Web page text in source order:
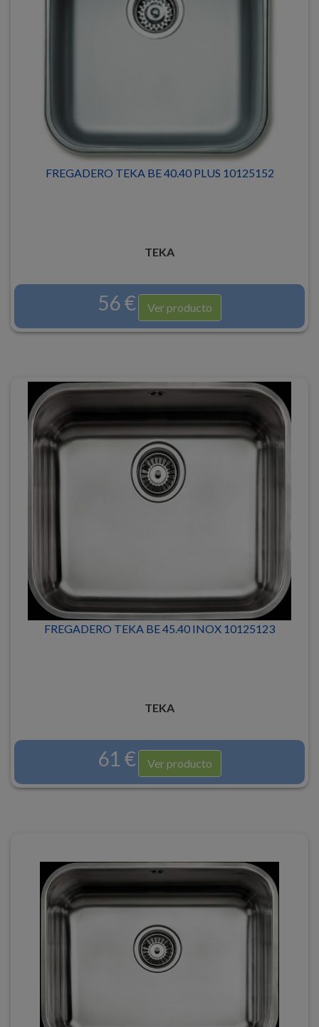
FREGADERO TEKA BE 40.40 PLUS 10125152
TEKA
56 € Ver producto
FREGADERO TEKA BE 45.40 INOX 10125123
TEKA
61 € Ver producto